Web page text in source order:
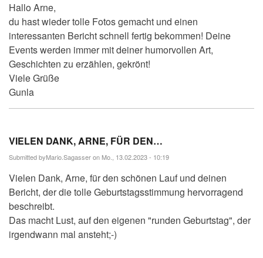
Hallo Arne,
du hast wieder tolle Fotos gemacht und einen
interessanten Bericht schnell fertig bekommen! Deine
Events werden immer mit deiner humorvollen Art,
Geschichten zu erzählen, gekrönt!
Viele Grüße
Gunla
VIELEN DANK, ARNE, FÜR DEN…
Submitted byMario.Sagasseron Mo., 13.02.2023 - 10:19
Vielen Dank, Arne, für den schönen Lauf und deinen
Bericht, der die tolle Geburtstagsstimmung hervorragend
beschreibt.
Das macht Lust, auf den eigenen "runden Geburtstag", der
irgendwann mal ansteht;-)